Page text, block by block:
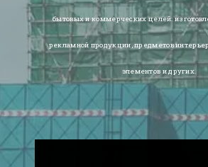
бытовых и коммерческих целей:
рекламной продукции, предметов
элементов и других.